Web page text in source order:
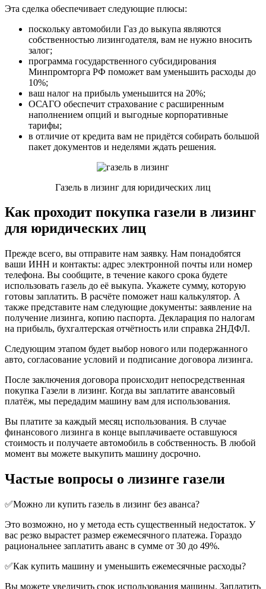
Эта сделка обеспечивает следующие плюсы:
поскольку автомобили Газ до выкупа являются
собственностью лизингодателя, вам не нужно вносить
залог;
программа государственного субсидирования
Минпромторга РФ поможет вам уменьшить расходы до
10%;
ваш налог на прибыль уменьшится на 20%;
ОСАГО обеспечит страхование с расширенным
наполнением опций и выгодные корпоративные
тарифы;
в отличие от кредита вам не придётся собирать большой
пакет документов и неделями ждать решения.
Газель в лизинг для юридических лиц
Как проходит покупка газели в лизинг
для юридических лиц
Прежде всего, вы отправите нам заявку. Нам понадобятся
ваши ИНН и контакты: адрес электронной почты или номер
телефона. Вы сообщите, в течение какого срока будете
использовать газель до её выкупа. Укажете сумму, которую
готовы заплатить. В расчёте поможет наш калькулятор. А
также представите нам следующие документы: заявление на
получение лизинга, копию паспорта. Декларация по налогам
на прибыль, бухгалтерская отчётность или справка 2НДФЛ.
Следующим этапом будет выбор нового или подержанного
авто, согласование условий и подписание договора лизинга.
После заключения договора происходит непосредственная
покупка Газели в лизинг. Когда вы заплатите авансовый
платёж, мы передадим машину вам для использования.
Вы платите за каждый месяц использования. В случае
финансового лизинга в конце выплачиваете оставшуюся
стоимость и получаете автомобиль в собственность. В любой
момент вы можете выкупить машину досрочно.
Частые вопросы о лизинге газели
✅Можно ли купить газель в лизинг без аванса?
Это возможно, но у метода есть существенный недостаток. У
вас резко вырастет размер ежемесячного платежа. Гораздо
рациональнее заплатить аванс в сумме от 30 до 49%.
✅Как купить машину и уменьшить ежемесячные расходы?
Вы можете увеличить срок использования машины. Заплатить